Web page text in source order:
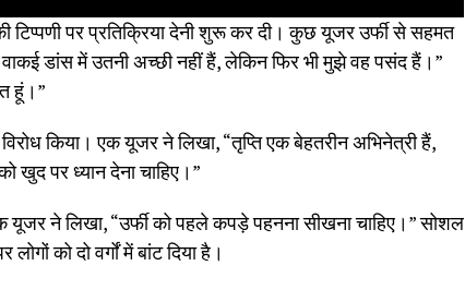
टिप्पणी पर प्रतिक्रिया देनी शुरू कर दी। कुछ यूजर उर्फी से सहमत
डांस में उतनी अच्छी नहीं हैं, लेकिन फिर भी मुझे वह पसंद हैं।”
हूं।”
किया। एक यूजर ने लिखा, “तृप्ति एक बेहतरीन अभिनेत्री हैं,
खुद पर ध्यान देना चाहिए।”
ने लिखा, “उर्फी को पहले कपड़े पहनना सीखना चाहिए।” सोशल
को दो वर्गों में बांट दिया है।